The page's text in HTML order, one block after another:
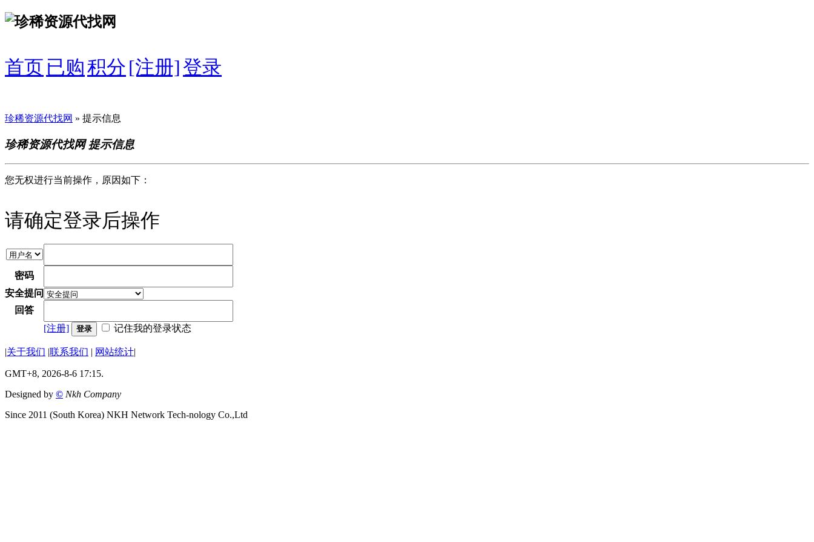
首页 已购积分[注册]登录
珍稀资源代找网 » 提示信息
珍稀资源代找网 提示信息
您无权进行当前操作，原因如下：
请确定登录后操作
密码
安全提问
回答
[注册]
登录 记住我的登录状态
|关于我们 |联系我们 | 网站统计|
GMT+8, 2026-8-6 17:15.
Designed by © Nkh Company
Since 2011 (South Korea) NKH Network Tech-nology Co.,Ltd